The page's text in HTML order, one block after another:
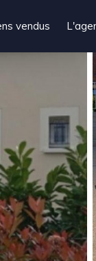
vendus